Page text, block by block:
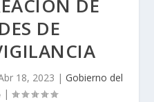
DE
DE
18, 2023 | Gobierno del
|